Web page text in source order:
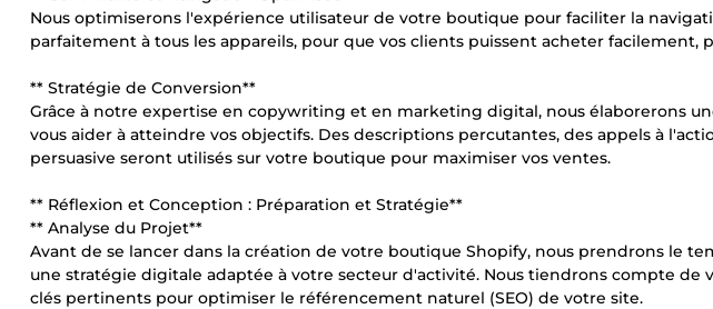
Nous optimiserons l'expérience utilisateur de votre boutique pour faciliter la
parfaitement à tous les appareils, pour que vos clients puissent acheter facilement,
** Stratégie de Conversion**
Grâce à notre expertise en copywriting et en marketing digital, nous élaborerons
vous aider à atteindre vos objectifs. Des descriptions percutantes, des appels à
persuasive seront utilisés sur votre boutique pour maximiser vos ventes.
** Réflexion et Conception : Préparation et Stratégie**
** Analyse du Projet**
Avant de se lancer dans la création de votre boutique Shopify, nous prendrons le
une stratégie digitale adaptée à votre secteur d'activité. Nous tiendrons compte de
clés pertinents pour optimiser le référencement naturel (SEO) de votre site.